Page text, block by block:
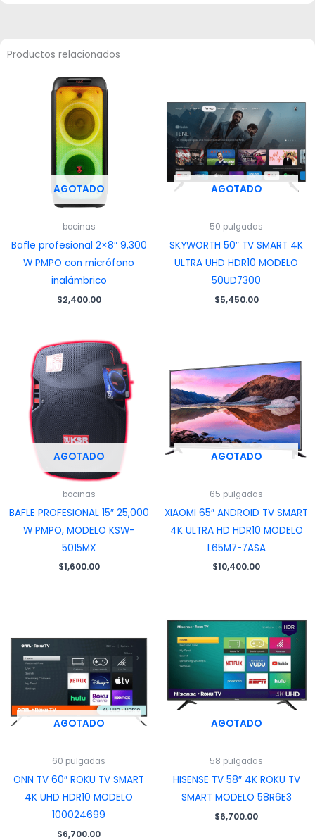
Productos relacionados
AGOTADO
bocinas
Bafle profesional 2×8″ 9,300
W PMPO con micrófono
inalámbrico
$2,400.00
AGOTADO
50 pulgadas
SKYWORTH 50″ TV SMART 4K
ULTRA UHD HDR10 MODELO
50UD7300
$5,450.00
AGOTADO
bocinas
BAFLE PROFESIONAL 15″ 25,000
W PMPO, MODELO KSW-
5015MX
$1,600.00
AGOTADO
65 pulgadas
XIAOMI 65″ ANDROID TV SMART
4K ULTRA HD HDR10 MODELO
L65M7-7ASA
$10,400.00
AGOTADO
60 pulgadas
ONN TV 60″ ROKU TV SMART
4K UHD HDR10 MODELO
100024699
$6,700.00
AGOTADO
58 pulgadas
HISENSE TV 58″ 4K ROKU TV
SMART MODELO 58R6E3
$6,700.00